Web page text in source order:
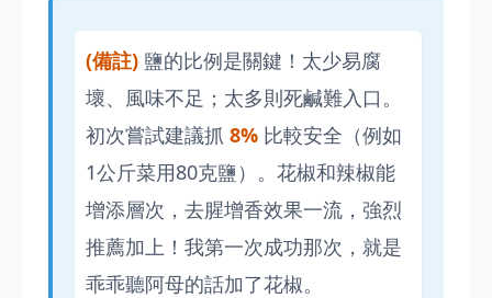
(備註) 鹽的比例是關鍵！太少易腐
壞、風味不足；太多則死鹹難入口。
初次嘗試建議抓 8% 比較安全（例如
1公斤菜用80克鹽）。花椒和辣椒能
增添層次，去腥增香效果一流，強烈
推薦加上！我第一次成功那次，就是
乖乖聽阿母的話加了花椒。